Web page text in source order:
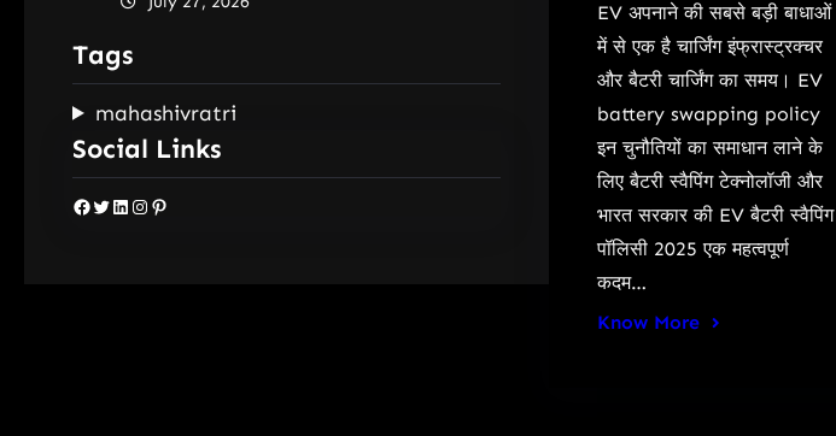
Tags
mahashivratri
Social Links
Facebook Twitter LinkedIn Instagram Pinterest
EV अपनाने की सबसे बड़ी बाधाओं
में से एक है चार्जिंग इंफ्रास्ट्रक्चर
और बैटरी चार्जिंग का समय। EV
battery swapping policy
इन चुनौतियों का समाधान लाने के
लिए बैटरी स्वैपिंग टेक्नोलॉजी और
भारत सरकार की EV बैटरी स्वैपिंग
पॉलिसी 2025 एक महत्वपूर्ण
कदम…
Know More